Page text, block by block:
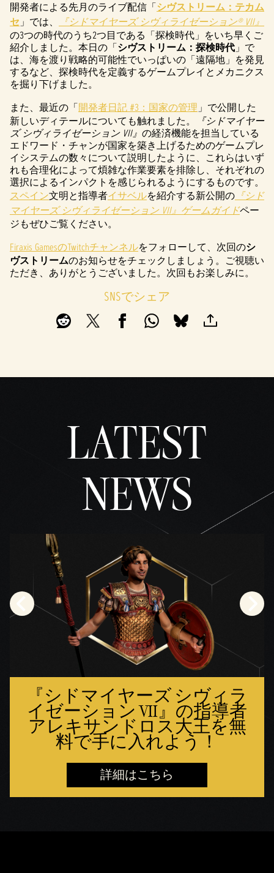
A
c
c
e
p
t
&
P
l
a
y
再生
プラ
転送
に同
みな
され
開発者による先月のライブ配信「シヴストリーム：テカム
セ 」では、
『シドマイヤーズ シヴィライゼーション® VII』
の3つの時代のうち2つ目である「探検時代」をいち早くご
紹介しました。本日の「シヴストリーム：探検時代 」で
は、海を渡り戦略的可能性でいっぱいの「遠隔地」を発見
するなど、探検時代を定義するゲームプレイとメカニクス
を掘り下げました。
また、最近の「開発者日記 #3：国家の管理 」で公開した
新しいディテールについても触れました。
『シドマイヤー
ズ シヴィライゼーション VII』 の経済機能を担当している
エドワード・チャンが国家を築き上げるためのゲームプレ
イシステムの数々について説明したように、これらはいず
れも合理化によって煩雑な作業要素を排除し、それぞれの
選択によるインパクトを感じられるようにするものです。
スペイン文明と指導者イサベルを紹介する新公開の 『シド
マイヤーズ シヴィライゼーション VII』ゲームガイドペー
ジもぜひご覧ください。
Firaxis GamesのTwitchチャンネルをフォローして、次回のシ
ヴストリームのお知らせをチェックしましょう。ご視聴い
ただき、ありがとうございました。次回もお楽しみに。
SNSでシェア
LATEST
NEWS
『シドマイヤーズ シヴィラ
イゼーション VII』の指導者
アレキサンドロス大王を無
料で手に入れよう！
詳細はこちら